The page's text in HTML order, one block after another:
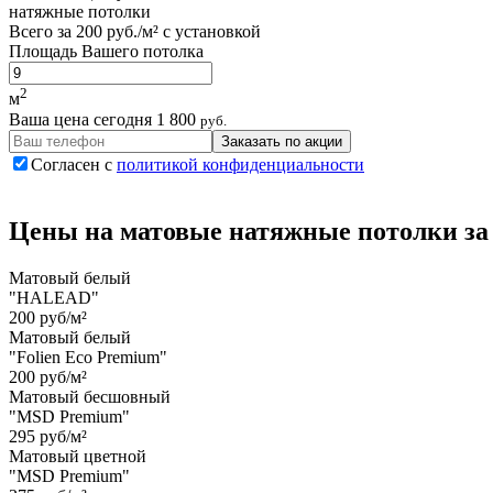
натяжные потолки
Всего за 200 руб./м² с установкой
Площадь Вашего потолка
м2
Ваша цена сегодня 1 800 руб.
Заказать по акции
Согласен с политикой конфиденциальности
Цены на матовые натяжные потолки
Матовый белый
"HALEAD"
200 руб/м²
Матовый белый
"Folien Eco Premium"
200 руб/м²
Матовый бесшовный
"MSD Premium"
295 руб/м²
Матовый цветной
"MSD Premium"